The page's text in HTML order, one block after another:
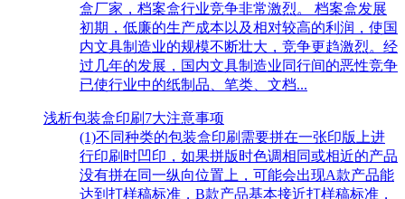
盒厂家，档案盒行业竞争非常激烈。 档案盒发展
初期，低廉的生产成本以及相对较高的利润，使国
内文具制造业的规模不断壮大，竞争更趋激烈。经
过几年的发展，国内文具制造业同行间的恶性竞争
已使行业中的纸制品、笔类、文档...
浅析包装盒印刷7大注意事项
(1)不同种类的包装盒印刷需要拼在一张印版上进
行印刷时凹印，如果拼版时色调相同或相近的产品
没有拼在同一纵向位置上，可能会出现A款产品能
达到打样稿标准，B款产品基本接近打样稿标准，